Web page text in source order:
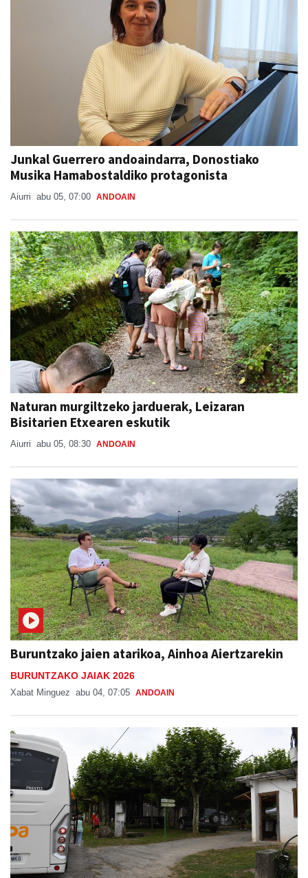
Junkal Guerrero andoaindarra, Donostiako
Musika Hamabostaldiko protagonista
Aiurri abu 05, 07:00 ANDOAIN
Naturan murgiltzeko jarduerak, Leizaran
Bisitarien Etxearen eskutik
Aiurri abu 05, 08:30 ANDOAIN
Buruntzako jaien atarikoa, Ainhoa Aiertzarekin
BURUNTZAKO JAIAK 2026
Xabat Minguez abu 04, 07:05 ANDOAIN